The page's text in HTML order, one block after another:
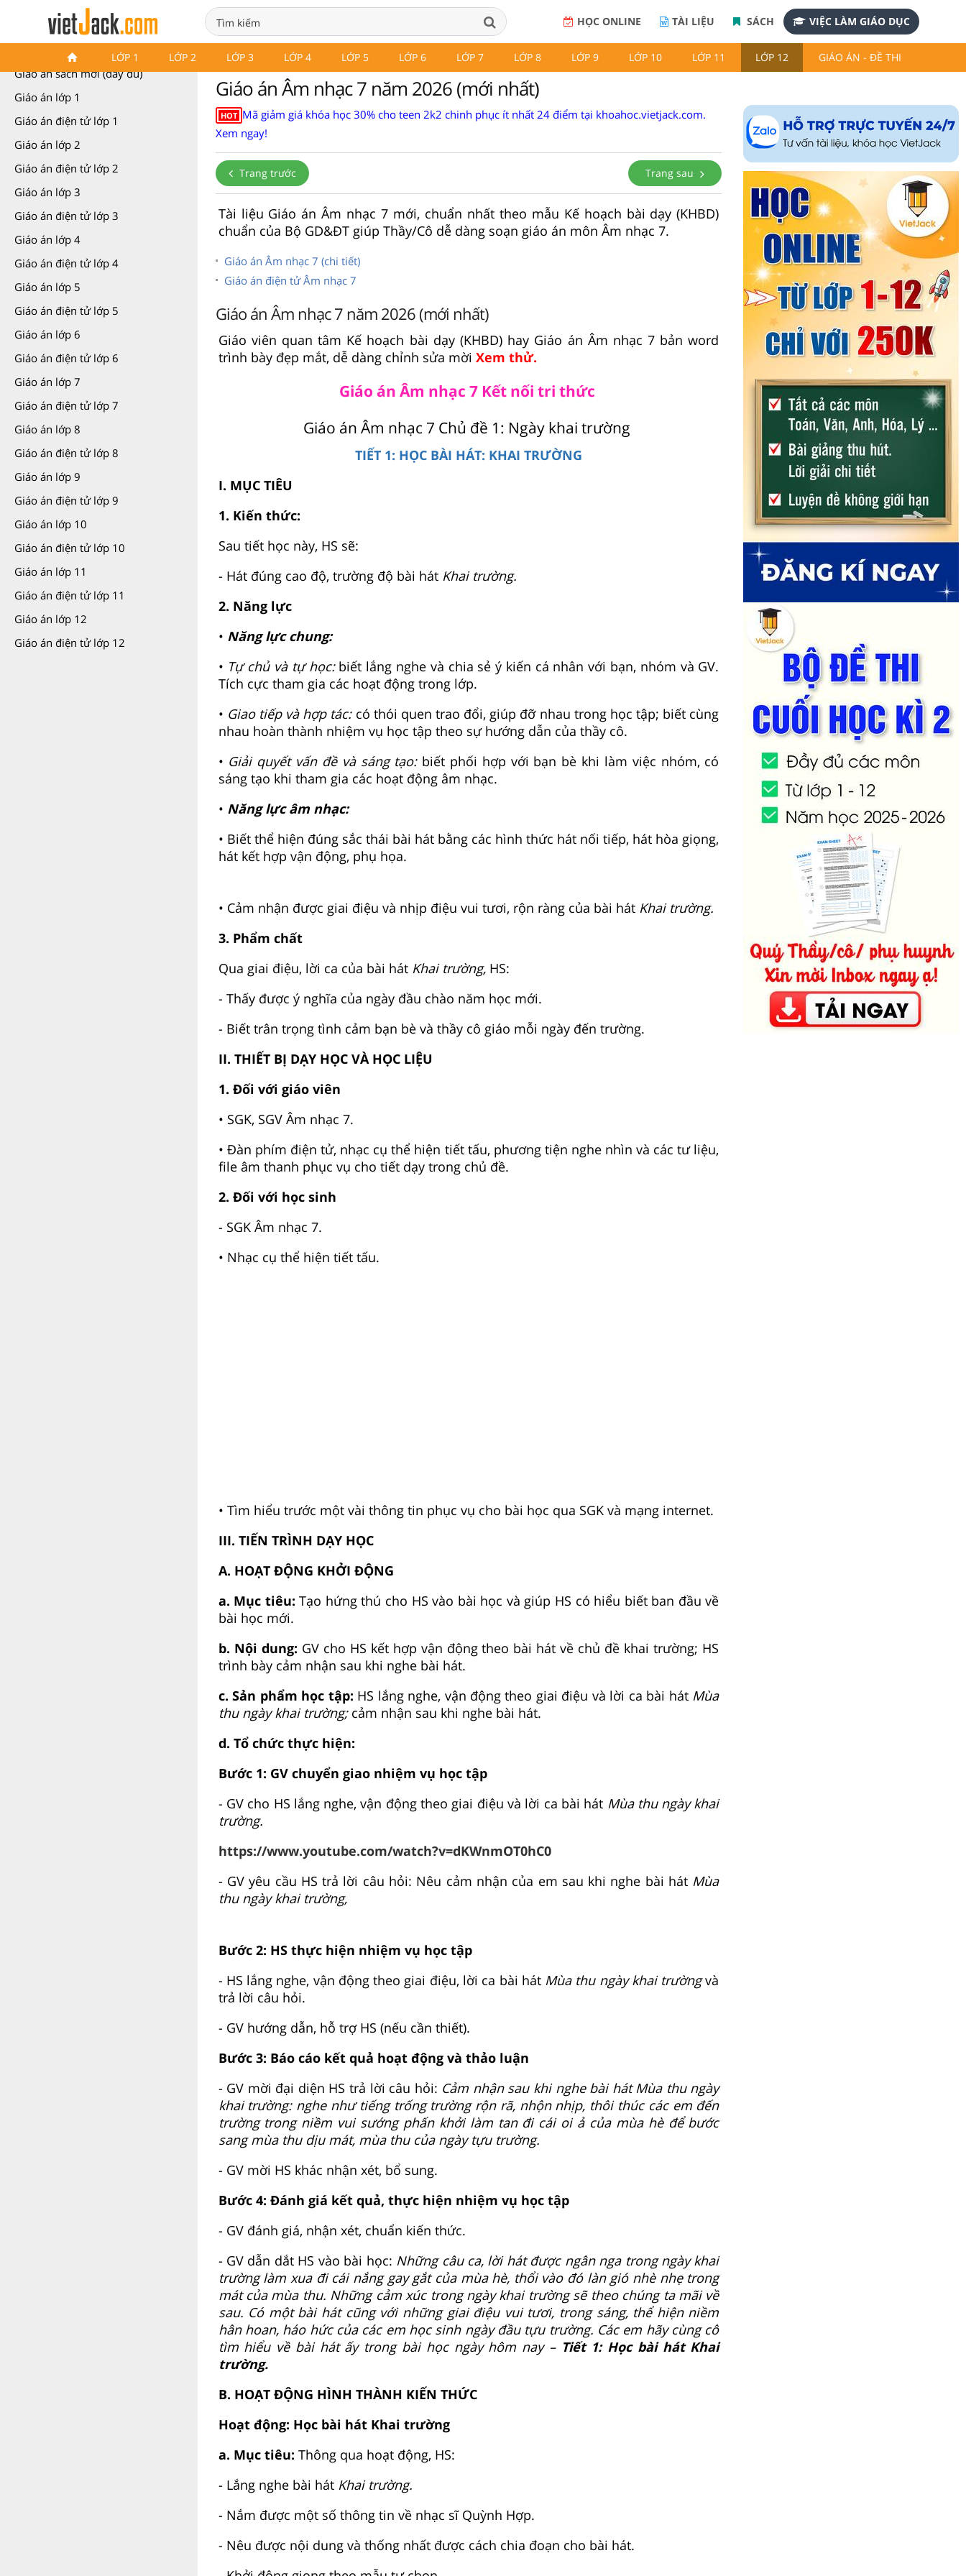
HỌC ONLINE TÀI LIỆU SÁCH VIỆC LÀM GIÁO DỤC
LỚP 1 LỚP 2 LỚP 3 LỚP 4 LỚP 5 LỚP 6 LỚP 7 LỚP 8 LỚP 9 LỚP 10 LỚP 11 LỚP 12 GIÁO ÁN - ĐỀ THI
Giáo án các môn học (các lớp)
Giáo án sách mới (đầy đủ)
Giáo án lớp 1
Giáo án điện tử lớp 1
Giáo án lớp 2
Giáo án điện tử lớp 2
Giáo án lớp 3
Giáo án điện tử lớp 3
Giáo án lớp 4
Giáo án điện tử lớp 4
Giáo án lớp 5
Giáo án điện tử lớp 5
Giáo án lớp 6
Giáo án điện tử lớp 6
Giáo án lớp 7
Giáo án điện tử lớp 7
Giáo án lớp 8
Giáo án điện tử lớp 8
Giáo án lớp 9
Giáo án điện tử lớp 9
Giáo án lớp 10
Giáo án điện tử lớp 10
Giáo án lớp 11
Giáo án điện tử lớp 11
Giáo án lớp 12
Giáo án điện tử lớp 12
Giáo án Âm nhạc 7 năm 2026 (mới nhất)
HOT Mã giảm giá khóa học 30% cho teen 2k2 chinh phục ít nhất 24 điểm tại khoahoc.vietjack.com.
Xem ngay!
Trang trước Trang sau
Tài liệu Giáo án Âm nhạc 7 mới, chuẩn nhất theo mẫu Kế hoạch bài dạy (KHBD)
chuẩn của Bộ GD&ĐT giúp Thầy/Cô dễ dàng soạn giáo án môn Âm nhạc 7.
Giáo án Âm nhạc 7 (chi tiết)
Giáo án điện tử Âm nhạc 7
Giáo án Âm nhạc 7 năm 2026 (mới nhất)
Giáo viên quan tâm Kế hoạch bài dạy (KHBD) hay Giáo án Âm nhạc 7 bản word
trình bày đẹp mắt, dễ dàng chỉnh sửa mời Xem thử.
Giáo án Âm nhạc 7 Kết nối tri thức
Giáo án Âm nhạc 7 Chủ đề 1: Ngày khai trường
TIẾT 1: HỌC BÀI HÁT: KHAI TRƯỜNG
I. MỤC TIÊU
1. Kiến thức:
Sau tiết học này, HS sẽ:
- Hát đúng cao độ, trường độ bài hát Khai trường.
2. Năng lực
• Năng lực chung:
• Tự chủ và tự học:biết lắng nghe và chia sẻ ý kiến cá nhân với bạn, nhóm và GV.
Tích cực tham gia các hoạt động trong lớp.
• Giao tiếp và hợp tác:có thói quen trao đổi, giúp đỡ nhau trong học tập; biết cùng
nhau hoàn thành nhiệm vụ học tập theo sự hướng dẫn của thầy cô.
• Giải quyết vấn đề và sáng tạo:biết phối hợp với bạn bè khi làm việc nhóm, có
sáng tạo khi tham gia các hoạt động âm nhạc.
• Năng lực âm nhạc:
• Biết thể hiện đúng sắc thái bài hát bằng các hình thức hát nối tiếp, hát hòa giọng,
hát kết hợp vận động, phụ họa.
• Cảm nhận được giai điệu và nhịp điệu vui tươi, rộn ràng của bài hát Khai trường.
3. Phẩm chất
Qua giai điệu, lời ca của bài hát Khai trường, HS:
- Thấy được ý nghĩa của ngày đầu chào năm học mới.
- Biết trân trọng tình cảm bạn bè và thầy cô giáo mỗi ngày đến trường.
II. THIẾT BỊ DẠY HỌC VÀ HỌC LIỆU
1. Đối với giáo viên
• SGK, SGV Âm nhạc 7.
• Đàn phím điện tử, nhạc cụ thể hiện tiết tấu, phương tiện nghe nhìn và các tư liệu,
file âm thanh phục vụ cho tiết dạy trong chủ đề.
2. Đối với học sinh
- SGK Âm nhạc 7.
• Nhạc cụ thể hiện tiết tấu.
• Tìm hiểu trước một vài thông tin phục vụ cho bài học qua SGK và mạng internet.
III. TIẾN TRÌNH DẠY HỌC
A. HOẠT ĐỘNG KHỞI ĐỘNG
a. Mục tiêu:Tạo hứng thú cho HS vào bài học và giúp HS có hiểu biết ban đầu về
bài học mới.
b. Nội dung: GV cho HS kết hợp vận động theo bài hát về chủ đề khai trường; HS
trình bày cảm nhận sau khi nghe bài hát.
c. Sản phẩm học tập: HS lắng nghe, vận động theo giai điệu và lời ca bài hát Mùa
thu ngày khai trường; cảm nhận sau khi nghe bài hát.
d. Tổ chức thực hiện:
Bước 1: GV chuyển giao nhiệm vụ học tập
- GV cho HS lắng nghe, vận động theo giai điệu và lời ca bài hát Mùa thu ngày khai
trường.
https://www.youtube.com/watch?v=dKWnmOT0hC0
- GV yêu cầu HS trả lời câu hỏi: Nêu cảm nhận của em sau khi nghe bài hát Mùa
thu ngày khai trường,
Bước 2: HS thực hiện nhiệm vụ học tập
- HS lắng nghe, vận động theo giai điệu, lời ca bài hát Mùa thu ngày khai trườngvà
trả lời câu hỏi.
- GV hướng dẫn, hỗ trợ HS (nếu cần thiết).
Bước 3: Báo cáo kết quả hoạt động và thảo luận
- GV mời đại diện HS trả lời câu hỏi: Cảm nhận sau khi nghe bài hát Mùa thu ngày
khai trường: nghe như tiếng trống trường rộn rã, nhộn nhịp, thôi thúc các em đến
trường trong niềm vui sướng phấn khởi làm tan đi cái oi ả của mùa hè để bước
sang mùa thu dịu mát, mùa thu của ngày tựu trường.
- GV mời HS khác nhận xét, bổ sung.
Bước 4: Đánh giá kết quả, thực hiện nhiệm vụ học tập
- GV đánh giá, nhận xét, chuẩn kiến thức.
- GV dẫn dắt HS vào bài học: Những câu ca, lời hát được ngân nga trong ngày khai
trường làm xua đi cái nắng gay gắt của mùa hè, thổi vào đó làn gió nhè nhẹ trong
mát của mùa thu. Những cảm xúc trong ngày khai trường sẽ theo chúng ta mãi về
sau. Có một bài hát cũng với những giai điệu vui tươi, trong sáng, thể hiện niềm
hân hoan, háo hức của các em học sinh ngày đầu tựu trường. Các em hãy cùng cô
tìm hiểu về bài hát ấy trong bài học ngày hôm nay – Tiết 1: Học bài hát Khai
trường.
B. HOẠT ĐỘNG HÌNH THÀNH KIẾN THỨC
Hoạt động: Học bài hát Khai trường
a. Mục tiêu: Thông qua hoạt động, HS:
- Lắng nghe bài hát Khai trường.
- Nắm được một số thông tin về nhạc sĩ Quỳnh Hợp.
- Nêu được nội dung và thống nhất được cách chia đoạn cho bài hát.